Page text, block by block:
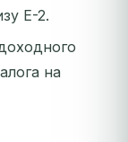
E-2.
на